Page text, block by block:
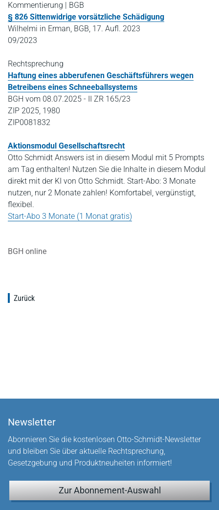
Kommentierung | BGB
§ 826 Sittenwidrige vorsätzliche Schädigung
Wilhelmi in Erman, BGB, 17. Aufl. 2023
09/2023
Rechtsprechung
Haftung eines abberufenen Geschäftsführers wegen
Betreibens eines Schneeballsystems
BGH vom 08.07.2025 - II ZR 165/23
ZIP 2025, 1980
ZIP0081832
Aktionsmodul Gesellschaftsrecht
Otto Schmidt Answers ist in diesem Modul mit 5 Prompts
am Tag enthalten! Nutzen Sie die Inhalte in diesem Modul
direkt mit der KI von Otto Schmidt. Start-Abo: 3 Monate
nutzen, nur 2 Monate zahlen! Komfortabel, vergünstigt,
flexibel.
Start-Abo 3 Monate (1 Monat gratis)
BGH online
Zurück
Newsletter
Abonnieren Sie die kostenlosen Otto-Schmidt-Newsletter
und bleiben Sie über aktuelle Rechtsprechung,
Gesetzgebung und Produktneuheiten informiert!
Zur Abonnement-Auswahl